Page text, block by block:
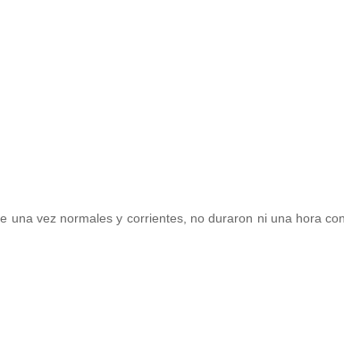
una vez normales y corrientes, no duraron ni una hora